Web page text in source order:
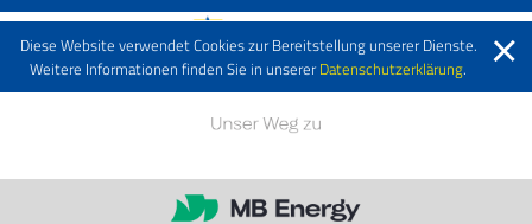
Diese Website verwendet Cookies zur Bereitstellung unserer Dienste.
Weitere Informationen finden Sie in unsererDatenschutzerklärung.